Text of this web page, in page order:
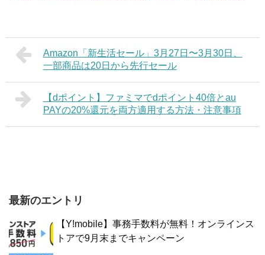
Amazon「新生活セール」3月27日〜3月30日、
一部商品は20日から先行セール
【dポイント】ファミマでdポイント40倍とau
PAYの20%還元を両方適用する方法・注意事項
最新のエントリ
【Y!mobile】事務手数料が無料！オンラインス
トアで9月末までキャンペーン